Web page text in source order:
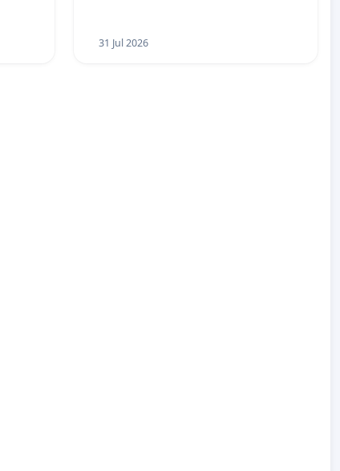
31 Jul 2026